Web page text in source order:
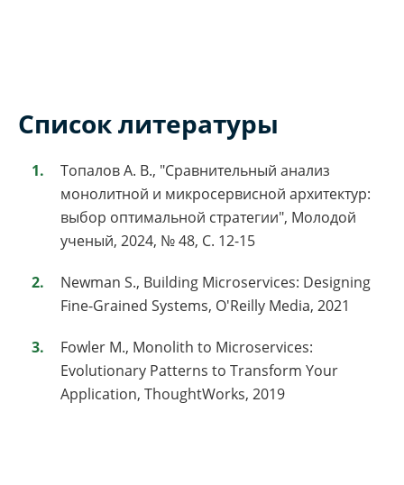
Список литературы
Топалов А. В., "Сравнительный анализ
монолитной и микросервисной архитектур:
выбор оптимальной стратегии", Молодой
ученый, 2024, № 48, С. 12-15
Newman S., Building Microservices: Designing
Fine-Grained Systems, O'Reilly Media, 2021
Fowler M., Monolith to Microservices:
Evolutionary Patterns to Transform Your
Application, ThoughtWorks, 2019